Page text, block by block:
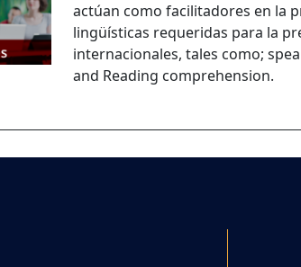
actúan como facilitadores en la
lingüísticas requeridas para la
internacionales, tales como;
and Reading comprehension.